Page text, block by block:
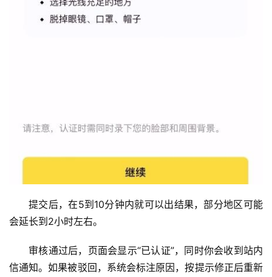
闻
常
题
提交后，在5到10分钟内就可以出结果，部分地区可能
会延长到2小时左右。
审核通过后，页面会显示“已认证”，同时你会收到站内
信通知。如果被驳回，系统会标注原因，按提示修正后重新